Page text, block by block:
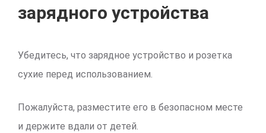
зарядного устройства
Убедитесь, что зарядное устройство и розетка
сухие перед использованием.
Пожалуйста, разместите его в безопасном месте
и держите вдали от детей.